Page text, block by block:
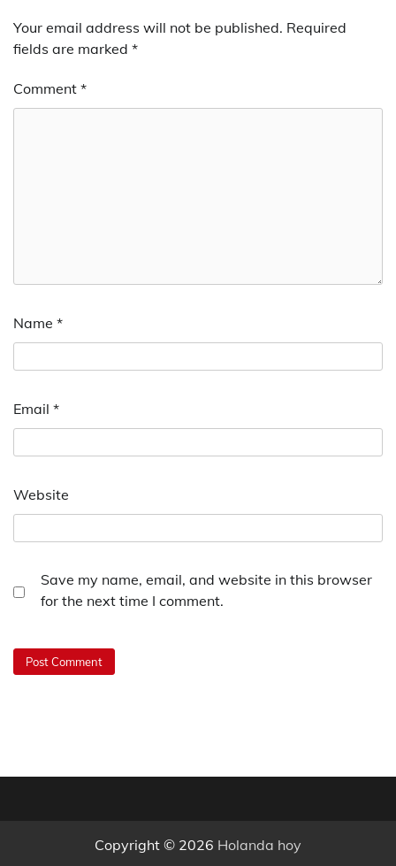
Your email address will not be published. Required
fields are marked *
Comment *
Name *
Email *
Website
Save my name, email, and website in this browser
for the next time I comment.
Copyright © 2026 Holanda hoy